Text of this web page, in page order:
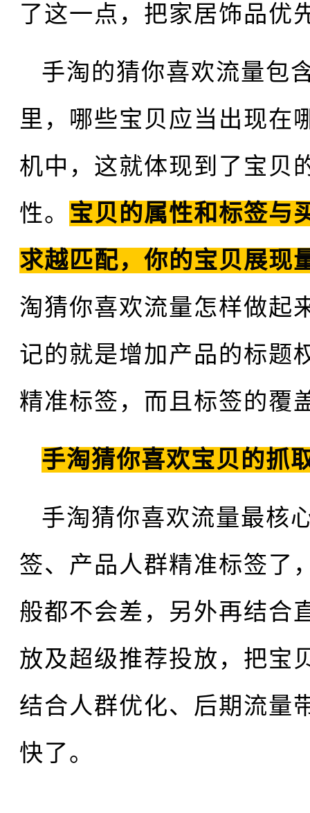
了这一点，把家居饰品优
手淘的猜你喜欢流量包
里，哪些宝贝应当出现在
机中，这就体现到了宝贝
性。 宝贝的属性和标签与
求越匹配，你的宝贝展现
淘猜你喜欢流量怎样做起
记的就是增加产品的标题
精准标签，而且标签的覆
手淘猜你喜欢宝贝的抓
手淘猜你喜欢流量最核
签、产品人群精准标签了
般都不会差，另外再结合
放及超级推荐投放，把宝
结合人群优化、后期流量
快了。